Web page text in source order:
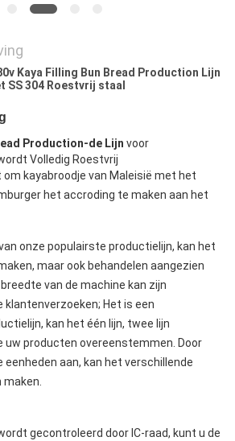
Kaya Filling Bun Bread Production Lijn
SS 304 Roestvrij staal
Production-de Lijn voor
Volledig Roestvrij
om kayabroodje van Maleisië met het
het accroding te maken aan het
onze populairste productielijn, kan het
maar ook behandelen aangezien
van de machine kan zijn
Het is een
kan het één lijn, twee lijn
uw producten overeenstemmen. Door
aan, kan het verschillende
gecontroleerd door IC-raad, kunt u de